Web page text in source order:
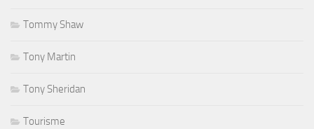
Tommy Shaw
Tony Martin
Tony Sheridan
Tourisme